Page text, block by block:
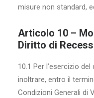
misure non standard,
Articolo 10 –
Diritto di
10.1 Per l’esercizio
inoltrare, entro il
Condizioni Generali di